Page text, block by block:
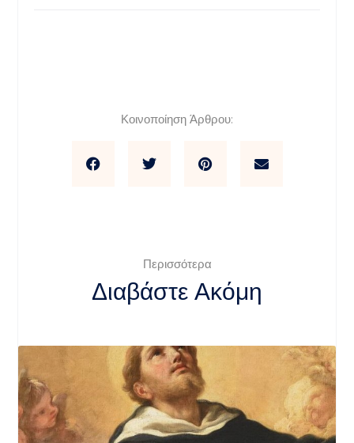
Κοινοποίηση Άρθρου:
Περισσότερα
Διαβάστε Ακόμη